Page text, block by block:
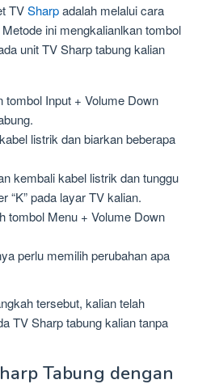
TVSharpadalah melalui cara
ini mengkalianlkan tombol
unit TV Sharp tabung kalian
tombol Input + Volume Down
listrik dan biarkan beberapa
kembali kabel listrik dan tunggu
“K” pada layar TV kalian.
tombol Menu + Volume Down
perlu memilih perubahan apa
tersebut, kalian telah
TV Sharp tabung kalian tanpa
Tabung dengan